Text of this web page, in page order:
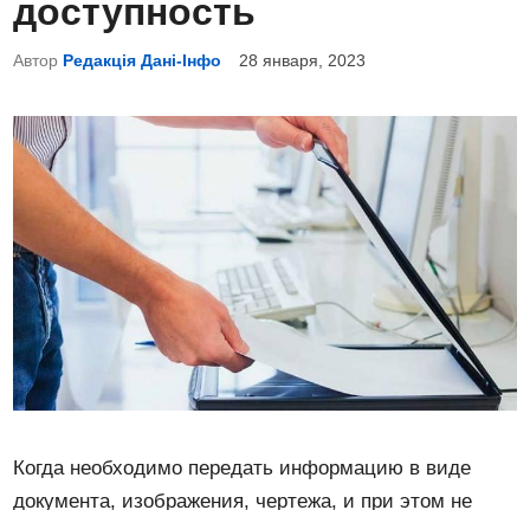
и
к
в
н
в
доступность
Автор Редакція Дані-Інфо 28 января, 2023
Когда необходимо передать информацию в виде
документа, изображения, чертежа, и при этом не